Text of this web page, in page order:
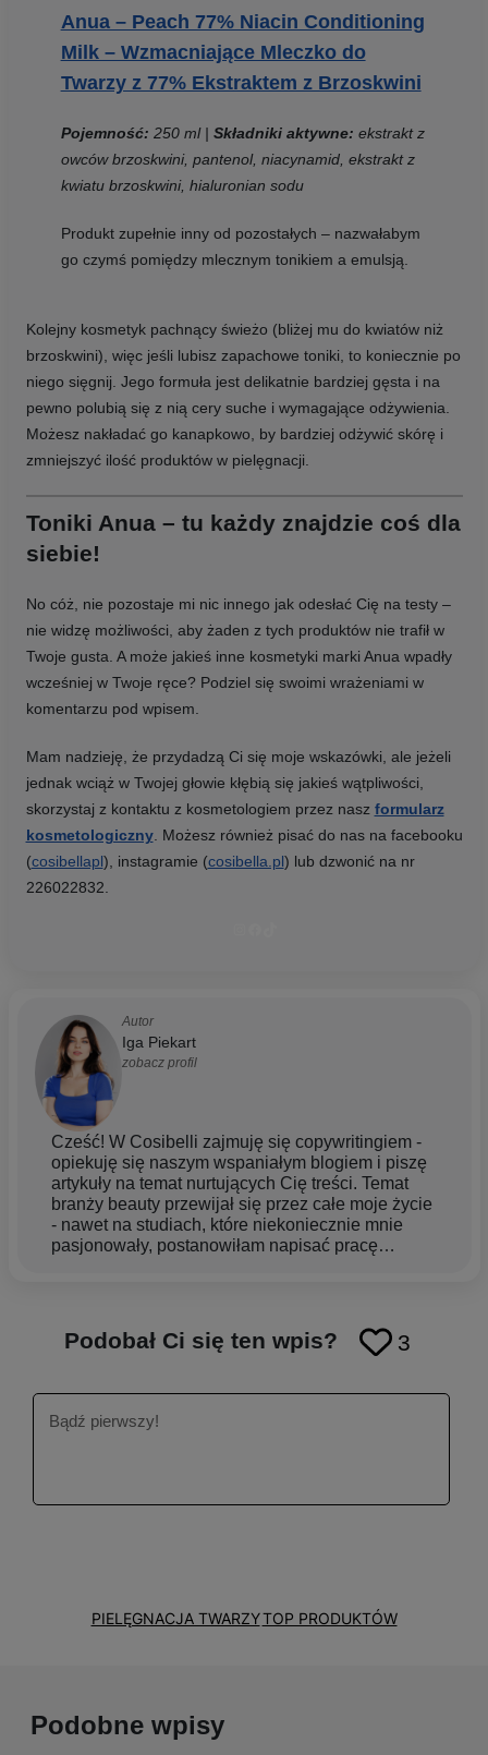
Anua – Peach 77% Niacin Conditioning
Milk – Wzmacniające Mleczko do
Twarzy z 77% Ekstraktem z Brzoskwini
Pojemność: 250 ml | Składniki aktywne: ekstrakt z
owców brzoskwini, pantenol, niacynamid, ekstrakt z
kwiatu brzoskwini, hialuronian sodu
Produkt zupełnie inny od pozostałych – nazwałabym
go czymś pomiędzy mlecznym tonikiem a emulsją.
Kolejny kosmetyk pachnący świeżo (bliżej mu do kwiatów niż
brzoskwini), więc jeśli lubisz zapachowe toniki, to koniecznie po
niego sięgnij. Jego formuła jest delikatnie bardziej gęsta i na
pewno polubią się z nią cery suche i wymagające odżywienia.
Możesz nakładać go kanapkowo, by bardziej odżywić skórę i
zmniejszyć ilość produktów w pielęgnacji.
Toniki Anua – tu każdy znajdzie coś dla
siebie!
No cóż, nie pozostaje mi nic innego jak odesłać Cię na testy –
nie widzę możliwości, aby żaden z tych produktów nie trafił w
Twoje gusta. A może jakieś inne kosmetyki marki Anua wpadły
wcześniej w Twoje ręce? Podziel się swoimi wrażeniami w
komentarzu pod wpisem.
Mam nadzieję, że przydadzą Ci się moje wskazówki, ale jeżeli
jednak wciąż w Twojej głowie kłębią się jakieś wątpliwości,
skorzystaj z kontaktu z kosmetologiem przez nasz formularz
kosmetologiczny. Możesz również pisać do nas na facebooku
(cosibellapl), instagramie (cosibella.pl) lub dzwonić na nr
226022832.
Autor
Iga Piekart
zobacz profil
Cześć! W Cosibelli zajmuję się copywritingiem -
opiekuję się naszym wspaniałym blogiem i piszę
artykuły na temat nurtujących Cię treści. Temat
branży beauty przewijał się przez całe moje życie
- nawet na studiach, które niekoniecznie mnie
pasjonowały, postanowiłam napisać pracę
bardziej zaczęła pochłaniać mnie tematyka
pielęgnacji. Uważam, że każdy z nas zasługuje
mnie dzielenie się z Tobą tą wiedzą oraz pomoc w
zrozumieniu jak dbać o siebie i swoją skórę.
Podobał Ci się ten wpis? 3
PIELĘGNACJA TWARZYTOP PRODUKTÓW
Podobne wpisy